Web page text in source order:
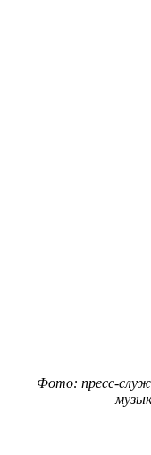
Фото: пресс-